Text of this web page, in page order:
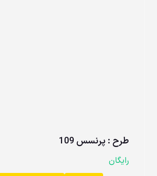
طرح : پرنسس 109
رایگان